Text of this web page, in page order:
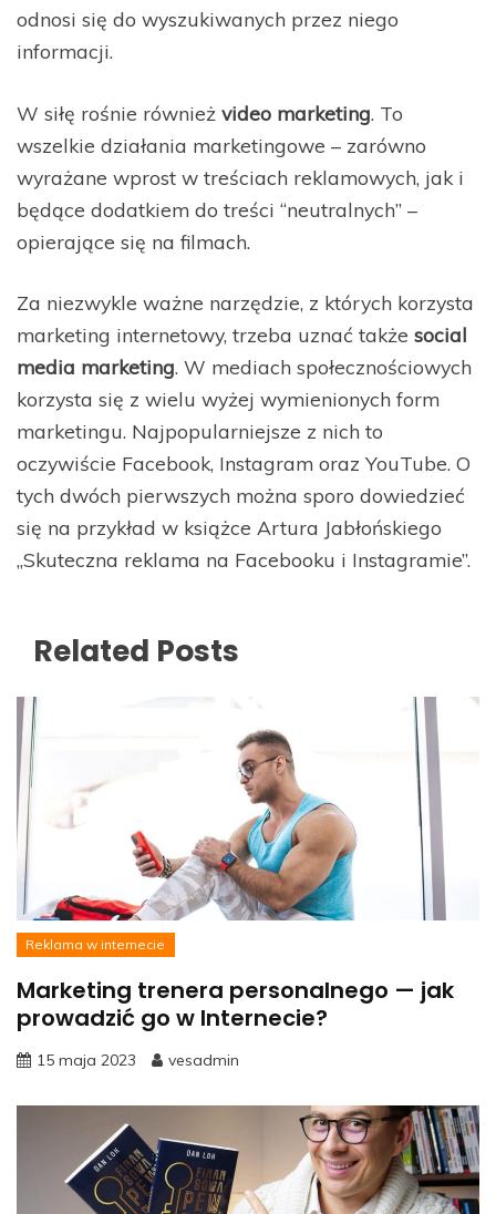
odnosi się do wyszukiwanych przez niego
informacji.
W siłę rośnie również video marketing. To
wszelkie działania marketingowe – zarówno
wyrażane wprost w treściach reklamowych, jak i
będące dodatkiem do treści “neutralnych” –
opierające się na filmach.
Za niezwykle ważne narzędzie, z których korzysta
marketing internetowy, trzeba uznać także social
media marketing. W mediach społecznościowych
korzysta się z wielu wyżej wymienionych form
marketingu. Najpopularniejsze z nich to
oczywiście Facebook, Instagram oraz YouTube. O
tych dwóch pierwszych można sporo dowiedzieć
się na przykład w książce Artura Jabłońskiego
„Skuteczna reklama na Facebooku i Instagramie”.
Related Posts
Reklama w internecie
Marketing trenera personalnego — jak
prowadzić go w Internecie?
15 maja 2023 vesadmin